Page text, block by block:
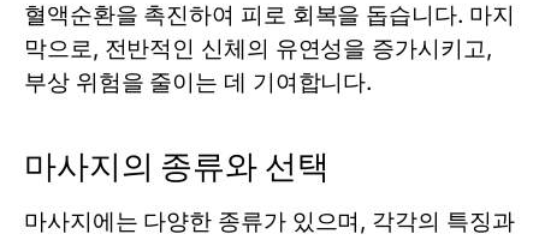
혈액순환을 촉진하여 피로 회복을 돕습니다. 마지
막으로, 전반적인 신체의 유연성을 증가시키고,
부상 위험을 줄이는 데 기여합니다.
마사지의 종류와 선택
마사지에는 다양한 종류가 있으며, 각각의 특징과